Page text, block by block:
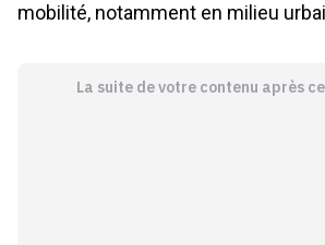
mobilité, notamment en milieu
La suite de votre contenu après